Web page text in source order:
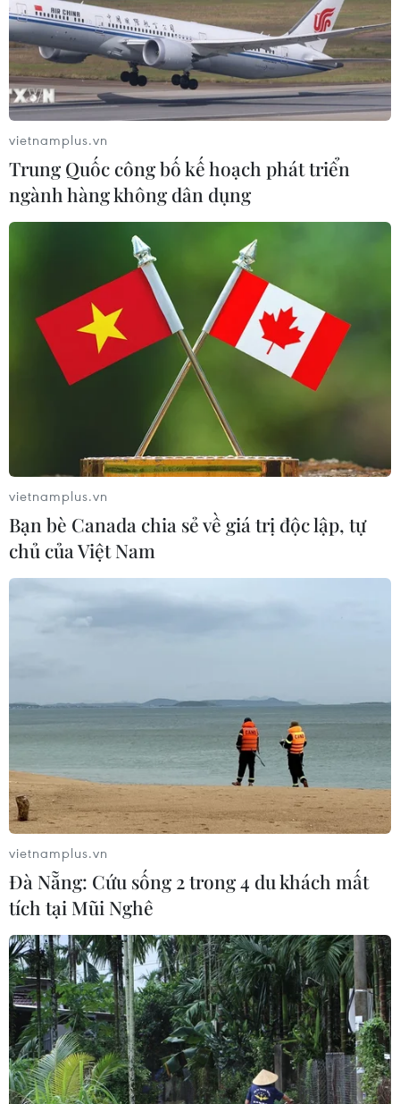
Trong khuôn khổ Diễn đàn Tương lai ASEAN 2024, Thủ
tướng Phạm Minh Chính và Thủ tướng Lào Sonexay
Siphandone cùng Tổng Thư ký ASEAN Kao Kim Hourn
tham dự Tọa đàm với doanh nghiệp ASEAN và các đối
tác.
Thủ tướng Phạm Minh Chính: Chưa bao
giờ ASEAN ở vị thế tốt như hiện nay
Theo Thủ tướng, sau gần 6 thập kỷ hình thành và phát
triển, có thể khẳng định chưa bao giờ ASEAN ở vị thế tốt
nhiều thách thức như hiện nay.
vietnamplus.vn
Trung Quốc công bố kế hoạch phát triển
ngành hàng không dân dụng
vietnamplus.vn
Bạn bè Canada chia sẻ về giá trị độc lập, tự
chủ của Việt Nam
vietnamplus.vn
Đà Nẵng: Cứu sống 2 trong 4 du khách mất
tích tại Mũi Nghê